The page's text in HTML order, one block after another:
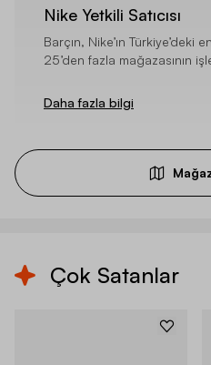
Nike Yetkili Satıcısı
Barçın, Nike’ın Türkiye’deki
25’den fazla mağazasının
Daha fazla bilgi
Çok Satanlar